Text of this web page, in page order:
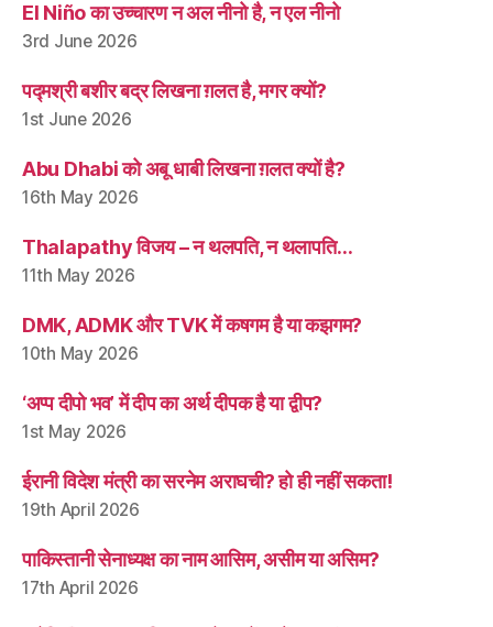
El Niño का उच्चारण न अल नीनो है, न एल नीनो
3rd June 2026
पद्मश्री बशीर बद्र लिखना ग़लत है, मगर क्यों?
1st June 2026
Abu Dhabi को अबू धाबी लिखना ग़लत क्यों है?
16th May 2026
Thalapathy विजय – न थलपति, न थलापति…
11th May 2026
DMK, ADMK और TVK में कषगम है या कझगम?
10th May 2026
‘अप्प दीपो भव’ में दीप का अर्थ दीपक है या द्वीप?
1st May 2026
ईरानी विदेश मंत्री का सरनेम अराघची? हो ही नहीं सकता!
19th April 2026
पाकिस्तानी सेनाध्यक्ष का नाम आसिम, असीम या असिम?
17th April 2026